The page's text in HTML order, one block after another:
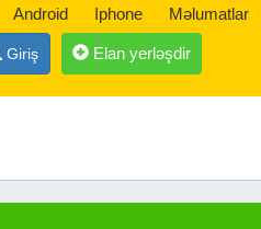
Android Iphone Məlumatlar
Giriş Elan yerləşdir